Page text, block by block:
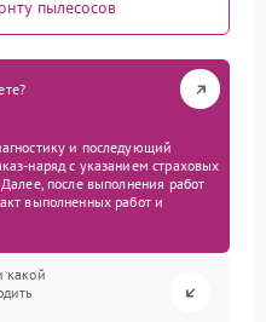
пылесосов
и последующий
наряд с указанием страховых
после выполнения работ
выполненных работ и
какой